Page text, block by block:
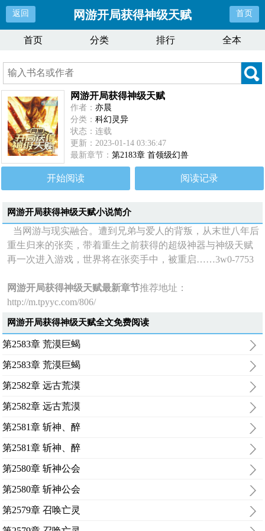
返回 网游开局获得神级天赋 首页
首页 分类 排行 全本
网游开局获得神级天赋
作者：亦晨
分类：科幻灵异
状态：连载
更新：2023-01-14 03:36:47
最新章节：第2183章 首领级幻兽
开始阅读 阅读记录
网游开局获得神级天赋小说简介
当网游与现实融合。遭到兄弟与爱人的背叛，从末世八年后
重生归来的张奕，带着重生之前获得的超级神器与神级天赋
再一次进入游戏，世界将在张奕手中，被重启……3w0-7753
网游开局获得神级天赋最新章节推荐地址：
http://m.tpyyc.com/806/
网游开局获得神级天赋全文免费阅读
第2583章 荒漠巨蝎
第2583章 荒漠巨蝎
第2582章 远古荒漠
第2582章 远古荒漠
第2581章 斩神、醉
第2581章 斩神、醉
第2580章 斩神公会
第2580章 斩神公会
第2579章 召唤亡灵